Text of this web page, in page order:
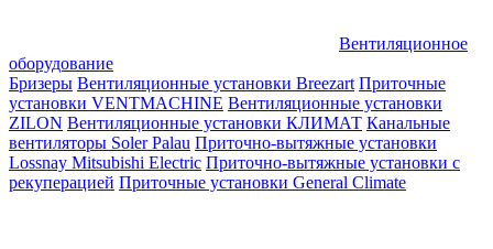
Вентиляционное
оборудование
Бризеры Вентиляционные установки Breezart Приточные
установки VENTMACHINE Вентиляционные установки
ZILON Вентиляционные установки КЛИМАТ Канальные
вентиляторы Soler Palau Приточно-вытяжные установки
Lossnay Mitsubishi Electric Приточно-вытяжные установки с
рекуперацией Приточные установки General Climate